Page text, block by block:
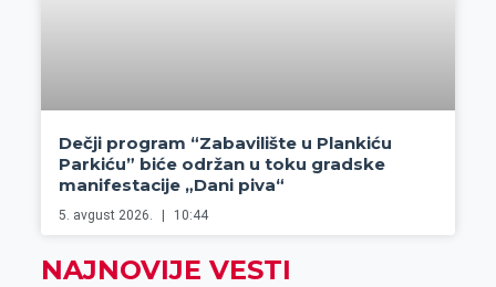
Dečji program “Zabavilište u Plankiću
Parkiću” biće održan u toku gradske
manifestacije „Dani piva“
5. avgust 2026. 10:44
NAJNOVIJE VESTI